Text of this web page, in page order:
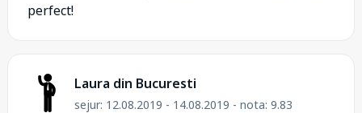
perfect!
Laura din Bucuresti
sejur: 12.08.2019 - 14.08.2019 - nota: 9.83